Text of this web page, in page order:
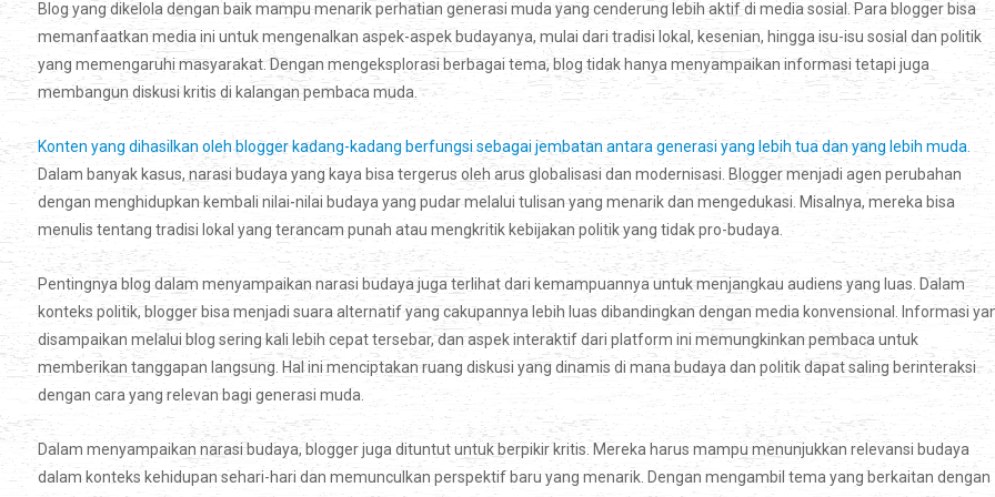
Blog yang dikelola dengan baik mampu menarik perhatian generasi muda yang cenderung lebih aktif di media sosial. Para blogger bisa
memanfaatkan media ini untuk mengenalkan aspek-aspek budayanya, mulai dari tradisi lokal, kesenian, hingga isu-isu sosial dan politik
yang memengaruhi masyarakat. Dengan mengeksplorasi berbagai tema, blog tidak hanya menyampaikan informasi tetapi juga
membangun diskusi kritis di kalangan pembaca muda.
Konten yang dihasilkan oleh blogger kadang-kadang berfungsi sebagai jembatan antara generasi yang lebih tua dan yang lebih muda.
Dalam banyak kasus, narasi budaya yang kaya bisa tergerus oleh arus globalisasi dan modernisasi. Blogger menjadi agen perubahan
dengan menghidupkan kembali nilai-nilai budaya yang pudar melalui tulisan yang menarik dan mengedukasi. Misalnya, mereka bisa
menulis tentang tradisi lokal yang terancam punah atau mengkritik kebijakan politik yang tidak pro-budaya.
Pentingnya blog dalam menyampaikan narasi budaya juga terlihat dari kemampuannya untuk menjangkau audiens yang luas. Dalam
konteks politik, blogger bisa menjadi suara alternatif yang cakupannya lebih luas dibandingkan dengan media konvensional. Informasi
disampaikan melalui blog sering kali lebih cepat tersebar, dan aspek interaktif dari platform ini memungkinkan pembaca untuk
memberikan tanggapan langsung. Hal ini menciptakan ruang diskusi yang dinamis di mana budaya dan politik dapat saling berinteraksi
dengan cara yang relevan bagi generasi muda.
Dalam menyampaikan narasi budaya, blogger juga dituntut untuk berpikir kritis. Mereka harus mampu menunjukkan relevansi budaya
dalam konteks kehidupan sehari-hari dan memunculkan perspektif baru yang menarik. Dengan mengambil tema yang berkaitan dengan